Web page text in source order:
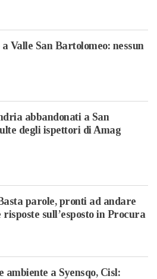
Valle San Bartolomeo: nessun
abbandonati a San
degli ispettori di Amag
parole, pronti ad andare
sull’esposto in Procura
ambiente a Syensqo, Cisl: